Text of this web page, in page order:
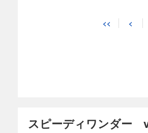
<< <
スピーディワンダー